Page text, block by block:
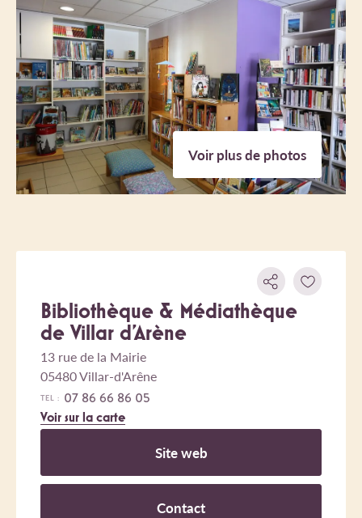
Voir plus de photos
Bibliothèque & Médiathèque
de Villar d'Arène
13 rue de la Mairie
05480 Villar-d'Arêne
TEL : 07 86 66 86 05
Voir sur la carte
Site web
Contact